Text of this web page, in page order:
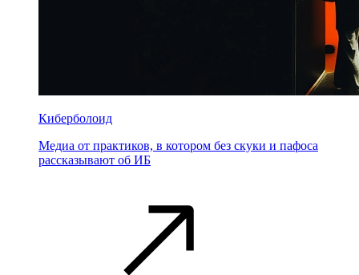
Киберболоид
Медиа от практиков, в котором без скуки и пафоса
рассказывают об ИБ